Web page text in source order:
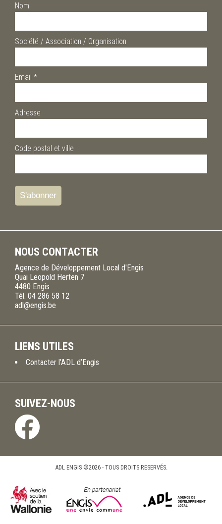
Nom
Société / Association / Organisation
Email *
Adresse
Code postal et ville
NOUS CONTACTER
Agence de Développement Local d'Engis
Quai Leopold Herten 7
4480 Engis
Tél. 04 286 58 12
adl@engis.be
LIENS UTILES
Contacter l’ADL d’Engis
SUIVEZ-NOUS
ADL ENGIS ©2026 - TOUS DROITS RESERVÉS.